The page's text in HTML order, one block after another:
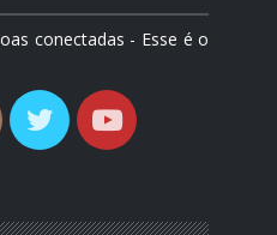
conectadas - Esse é o